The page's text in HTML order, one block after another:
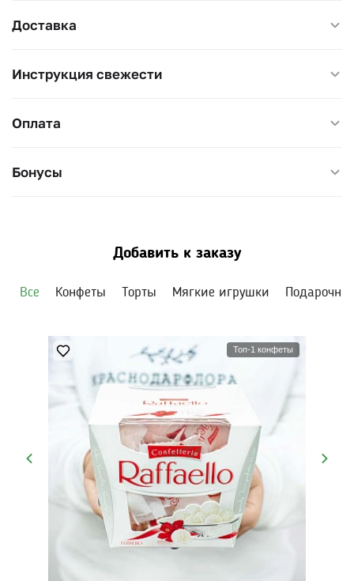
Доставка
Инструкция свежести
Оплата
Бонусы
Добавить к заказу
Все Конфеты Торты Мягкие игрушки
Топ-1 конфеты